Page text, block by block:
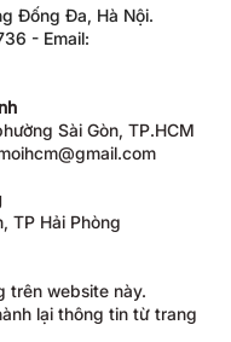
Đống Đa, Hà Nội.
- Email:
Sài Gòn, TP.HCM
TP Hải Phòng
trên website này.
lại thông tin từ trang